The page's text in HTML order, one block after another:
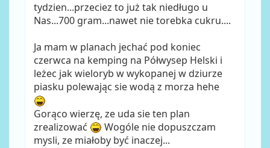
tydzien...przeciez to już tak niedługo u
Nas...700 gram...nawet nie torebka cukru....
Ja mam w planach jechać pod koniec
czerwca na kemping na Półwysep Helski i
leżec jak wieloryb w wykopanej w dziurze
piasku polewając sie wodą z morza hehe
Gorąco wierzę, ze uda sie ten plan
zrealizować
Wogóle nie dopuszczam
mysli, ze miałoby być inaczej...